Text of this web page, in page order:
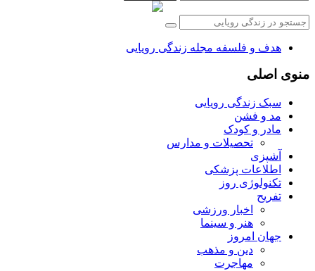
هدف و فلسفه مجله زندگی رویایی
منوی اصلی
سبک زندگی رویایی
مد و فشن
مادر و کودک
تحصیلات و مدارس
آشپزی
اطلاعات پزشکی
تکنولوژی روز
تفریح
اخبار ورزشی
هنر و سینما
جهان امروز
دین و مذهب
مهاجرت